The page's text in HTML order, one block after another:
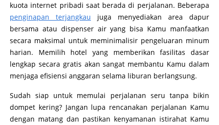
kuota internet pribadi saat berada di perjalanan. Beberapa
penginapan terjangkau juga menyediakan area dapur
bersama atau dispenser air yang bisa Kamu manfaatkan
secara maksimal untuk meminimalisir pengeluaran minum
harian. Memilih hotel yang memberikan fasilitas dasar
lengkap secara gratis akan sangat membantu Kamu dalam
menjaga efisiensi anggaran selama liburan berlangsung.
Sudah siap untuk memulai perjalanan seru tanpa bikin
dompet kering? Jangan lupa rencanakan perjalanan Kamu
dengan matang dan pastikan kenyamanan istirahat Kamu